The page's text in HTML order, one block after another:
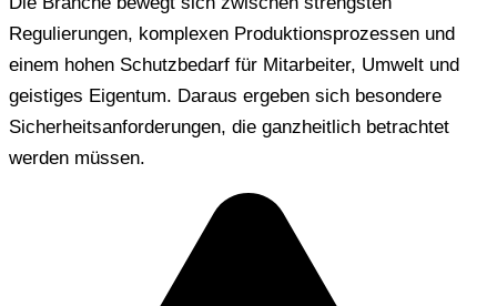
Regulierungen, komplexen Produktionsprozessen und
einem hohen Schutzbedarf für Mitarbeiter, Umwelt und
geistiges Eigentum. Daraus ergeben sich besondere
Sicherheitsanforderungen, die ganzheitlich betrachtet
werden müssen.